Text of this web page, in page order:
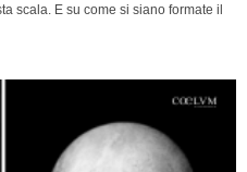
scala. E su come si siano formate il